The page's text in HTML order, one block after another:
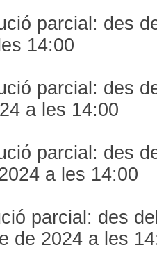
parcial: des
14:00
parcial: des
a les 14:00
parcial: des
a les 14:00
parcial: des
de 2024 a les